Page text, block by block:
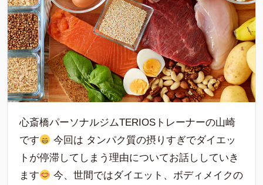
心斎橋パーソナルジムTERIOSトレーナーの山崎
です
今回は タンパク質の摂りすぎでダイエッ
トが停滞してしまう理由についてお話ししていき
ます
今、世間ではダイエット、ボディメイクの